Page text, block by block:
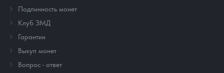
Подлинность монет
Клуб ЗМД
Гарантии
Выкуп монет
Вопрос - ответ